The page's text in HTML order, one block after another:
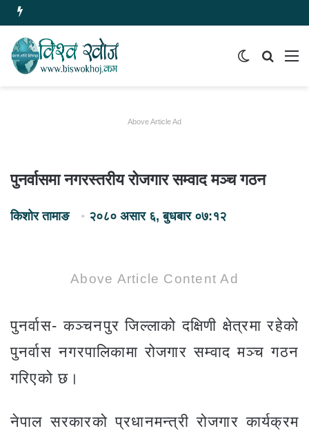
समाचार
Switch
Above Article Ad
पुनर्वासमा नगरस्तरीय रोजगार सम्वाद मञ्च गठन
किशोर तामाङ २०८० असार ६, बुधबार ०७:१२
Above Article Content Ad
पुनर्वास- कञ्चनपुर जिल्लाको दक्षिणी क्षेत्रमा रहेको
पुनर्वास नगरपालिकामा रोजगार सम्वाद मञ्च गठन
गरिएको छ।
नेपाल सरकारको प्रधानमन्त्री रोजगार कार्यक्रम